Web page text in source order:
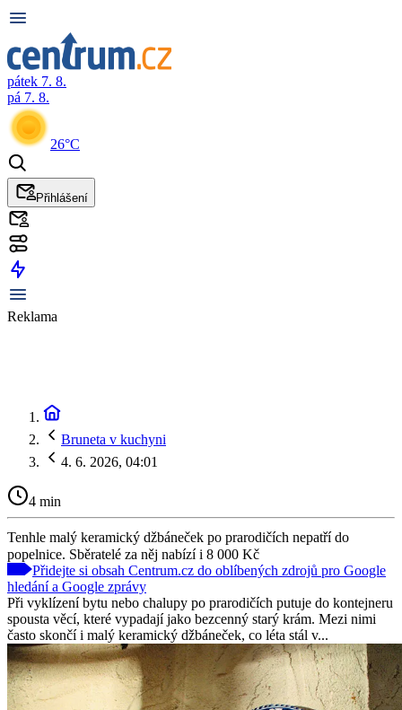
pátek 7. 8.
pá 7. 8.
26°C
Přihlášení
Reklama
Bruneta v kuchyni
4. 6. 2026, 04:01
4 min
Tenhle malý keramický džbáneček po prarodičích nepatří do
popelnice. Sběratelé za něj nabízí i 8 000 Kč
Přidejte si obsah Centrum.cz do oblíbených zdrojů pro Google
hledání a Google zprávy
Při vyklízení bytu nebo chalupy po prarodičích putuje do kontejneru
spousta věcí, které vypadají jako bezcenný starý krám. Mezi nimi
často skončí i malý keramický džbáneček, co léta stál v...